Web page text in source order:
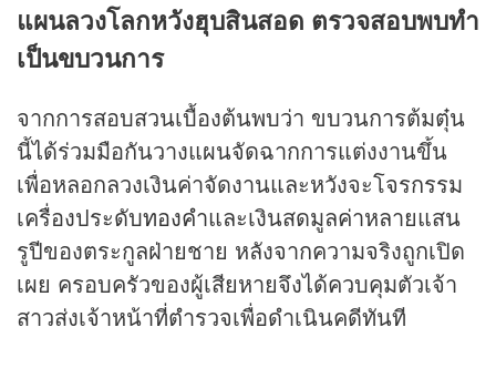
แผนลวงโลกหวังฮุบสินสอด ตรวจสอบพบทำ
เป็นขบวนการ
จากการสอบสวนเบื้องต้นพบว่า ขบวนการต้มตุ๋น
นี้ได้ร่วมมือกันวางแผนจัดฉากการแต่งงานขึ้น
เพื่อหลอกลวงเงินค่าจัดงานและหวังจะโจรกรรม
เครื่องประดับทองคำและเงินสดมูลค่าหลายแสน
รูปีของตระกูลฝ่ายชาย หลังจากความจริงถูกเปิด
เผย ครอบครัวของผู้เสียหายจึงได้ควบคุมตัวเจ้า
สาวส่งเจ้าหน้าที่ตำรวจเพื่อดำเนินคดีทันที